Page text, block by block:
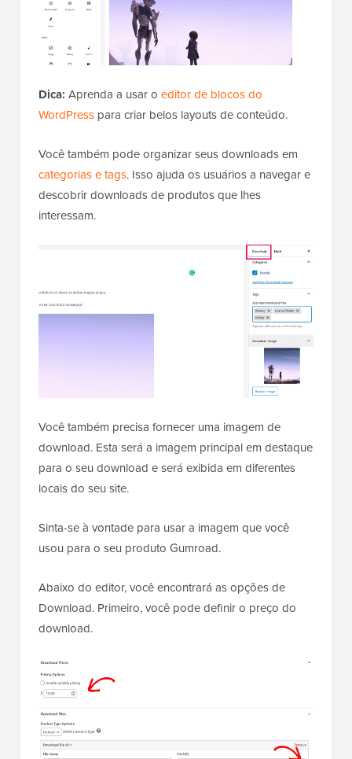
Dica: Aprenda a usar o editor de blocos do
WordPress para criar belos layouts de conteúdo.
Você também pode organizar seus downloads em
categorias e tags. Isso ajuda os usuários a navegar e
descobrir downloads de produtos que lhes
interessam.
Você também precisa fornecer uma imagem de
download. Esta será a imagem principal em destaque
para o seu download e será exibida em diferentes
locais do seu site.
Sinta-se à vontade para usar a imagem que você
usou para o seu produto Gumroad.
Abaixo do editor, você encontrará as opções de
Download. Primeiro, você pode definir o preço do
download.